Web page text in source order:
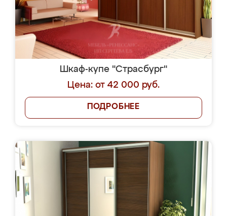
Шкаф-купе "Страсбург"
Цена: от 42 000 руб.
ПОДРОБНЕЕ